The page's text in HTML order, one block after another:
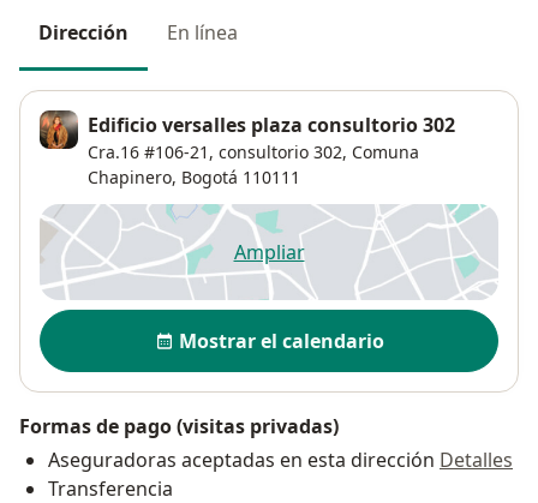
Dirección En línea
Edificio versalles plaza consultorio 302
Cra.16 #106-21, consultorio 302, Comuna
Chapinero, Bogotá 110111
Ampliarse abre en una nueva
Disponibilidad
Mostrar el calendario
Formas de pago (visitas privadas)
Aseguradoras aceptadas en esta dirección Detalles
Transferencia